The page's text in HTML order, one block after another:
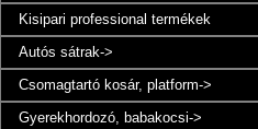
Kisipari professional termékek
Autós sátrak->
Csomagtartó kosár, platform->
Gyerekhordozó, babakocsi->